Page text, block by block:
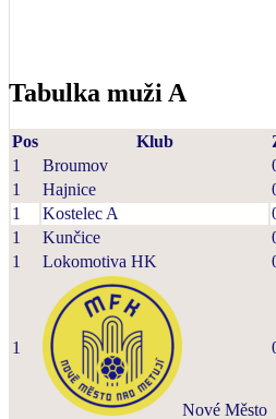
Tabulka muži A
Pos Klub
1
Broumov
1
Hajnice
1
Kostelec A
1
Kunčice
1
Lokomotiva HK
1
Nové Město